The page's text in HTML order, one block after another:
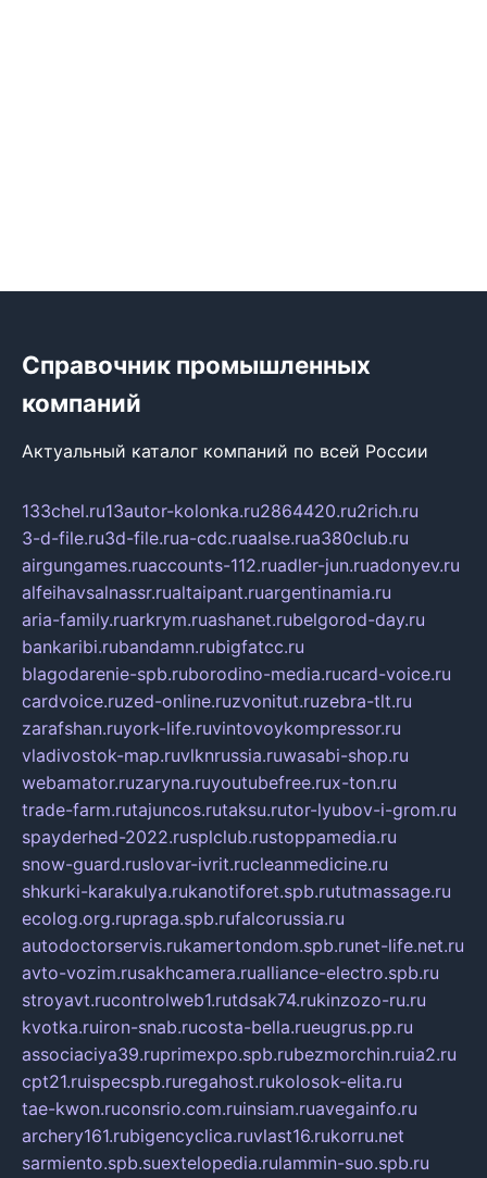
Справочник промышленных
компаний
Актуальный каталог компаний по всей России
133chel.ru13autor-kolonka.ru2864420.ru2rich.ru
3-d-file.ru3d-file.rua-cdc.ruaalse.rua380club.ru
airgungames.ruaccounts-112.ruadler-jun.ruadonyev.ru
alfeihavsalnassr.rualtaipant.ruargentinamia.ru
aria-family.ruarkrym.ruashanet.rubelgorod-day.ru
bankaribi.rubandamn.rubigfatcc.ru
blagodarenie-spb.ruborodino-media.rucard-voice.ru
cardvoice.ruzed-online.ruzvonitut.ruzebra-tlt.ru
zarafshan.ruyork-life.ruvintovoykompressor.ru
vladivostok-map.ruvlknrussia.ruwasabi-shop.ru
webamator.ruzaryna.ruyoutubefree.rux-ton.ru
trade-farm.rutajuncos.rutaksu.rutor-lyubov-i-grom.ru
spayderhed-2022.rusplclub.rustoppamedia.ru
snow-guard.ruslovar-ivrit.rucleanmedicine.ru
shkurki-karakulya.rukanotiforet.spb.rututmassage.ru
ecolog.org.rupraga.spb.rufalcorussia.ru
autodoctorservis.rukamertondom.spb.runet-life.net.ru
avto-vozim.rusakhcamera.rualliance-electro.spb.ru
stroyavt.rucontrolweb1.rutdsak74.rukinzozo-ru.ru
kvotka.ruiron-snab.rucosta-bella.rueugrus.pp.ru
associaciya39.ruprimexpo.spb.rubezmorchin.ruia2.ru
cpt21.ruispecspb.ruregahost.rukolosok-elita.ru
tae-kwon.ruconsrio.com.ruinsiam.ruavegainfo.ru
archery161.rubigencyclica.ruvlast16.rukorru.net
sarmiento.spb.suextelopedia.rulammin-suo.spb.ru